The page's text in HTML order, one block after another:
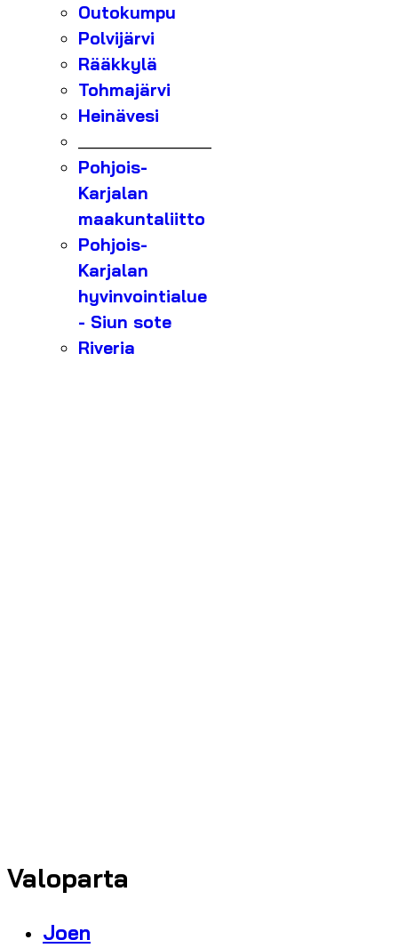
Outokumpu
Polvijärvi
Rääkkylä
Tohmajärvi
Heinävesi
Pohjois-
Karjalan
maakuntaliitto
Pohjois-
Karjalan
hyvinvointialue
- Siun sote
Riveria
Valoparta
Joen